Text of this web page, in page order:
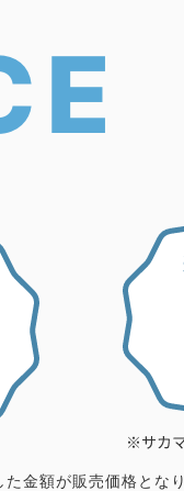
金額が販売価格とな